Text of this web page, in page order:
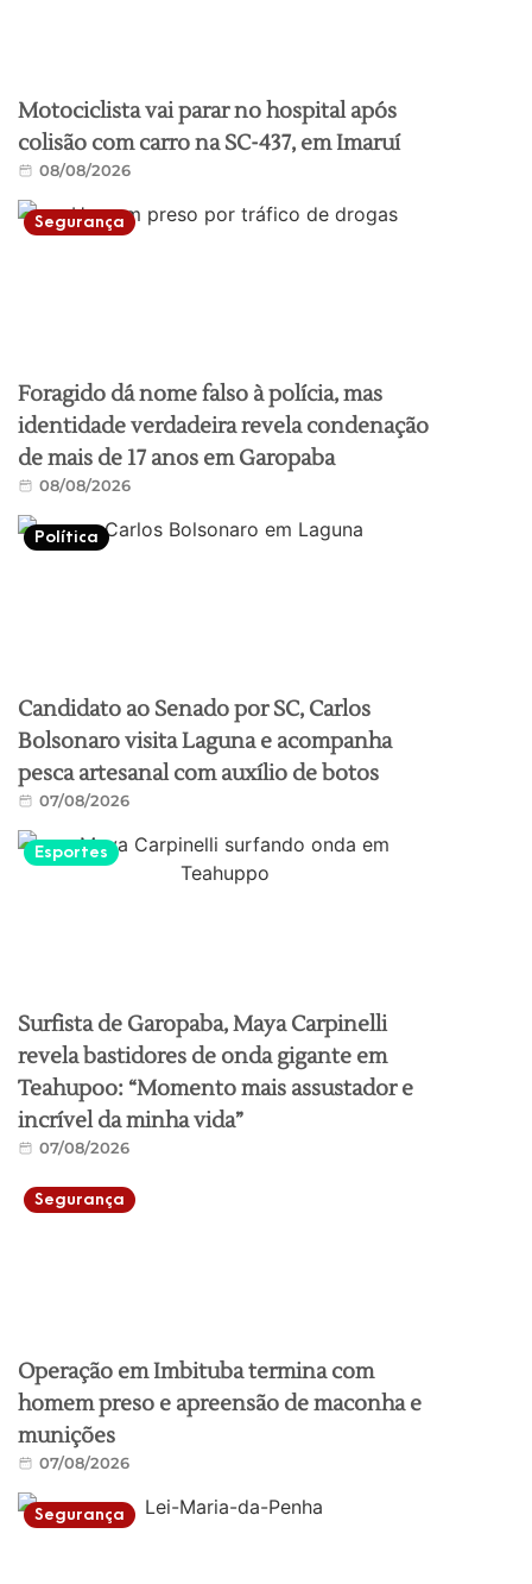
Motociclista vai parar no hospital após
colisão com carro na SC-437, em Imaruí
08/08/2026
Segurança
Foragido dá nome falso à polícia, mas
identidade verdadeira revela condenação
de mais de 17 anos em Garopaba
08/08/2026
Política
Candidato ao Senado por SC, Carlos
Bolsonaro visita Laguna e acompanha
pesca artesanal com auxílio de botos
07/08/2026
Esportes
Surfista de Garopaba, Maya Carpinelli
revela bastidores de onda gigante em
Teahupoo: “Momento mais assustador e
incrível da minha vida”
07/08/2026
Segurança
Operação em Imbituba termina com
homem preso e apreensão de maconha e
munições
07/08/2026
Segurança